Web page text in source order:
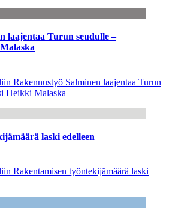
laajentaa Turun seudulle –
Rakennustyö Salminen laajentaa Turun
Heikki Malaska
laski edelleen
Rakentamisen työntekijämäärä laski